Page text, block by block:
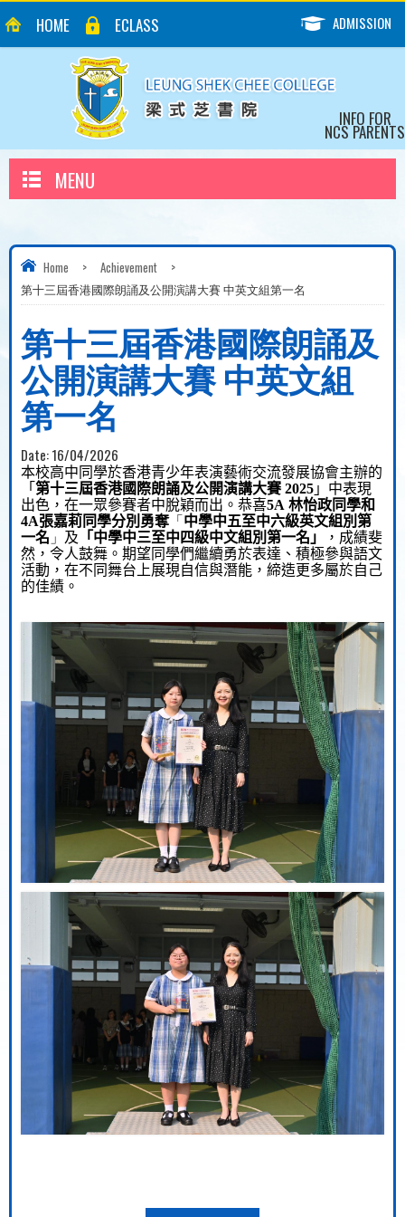
HOME ECLASS ADMISSION
INFO FOR
NCS PARENTS
MENU
Home > Achievement
>
第十三屆香港國際朗誦及公開演講大賽 中英文組第一名
第十三屆香港國際朗誦及
公開演講大賽 中英文組
第一名
Date:16/04/2026
本校高中 同學於香港青少年表演藝術交流發展協會主辦的
「 第十三屆香港國際朗誦及公開演講大賽 2025 」中表現
出色， 在一眾參賽者中脫穎而出。 恭喜5A 林怡政同學和
4A張嘉莉同學分別 勇奪「 中學中五至中六級英文組別第
一名 」 及 「中學中三至中四級中文組別第一名」 ，成績斐
然，令人鼓舞 。期望同學們繼續勇於表達、積極參與語文
活動，在不同舞台上展現自信與潛能， 締造更多屬於自己
的佳績。